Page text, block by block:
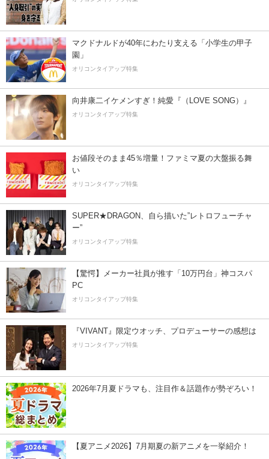
マクドナルドが40年にわたり支える「小学生の甲子
園」
オリコンタイアップ特集
向井康二イケメンすぎ！純愛『（LOVE SONG）』
オリコンタイアップ特集
お値段そのまま45％増量！ファミマ夏の大盤振る舞
い
オリコンタイアップ特集
SUPER★DRAGON、自ら描いた”レトロフューチャ
ー”
オリコンタイアップ特集
【驚愕】メーカー社員が推す「10万円台」神コスパ
PC
オリコンタイアップ特集
『VIVANT』限定ウオッチ、プロデューサーの感想は
オリコンタイアップ特集
2026年7月夏ドラマも、注目作＆話題作が勢ぞろい！
【夏アニメ2026】7月期夏の新アニメを一挙紹介！